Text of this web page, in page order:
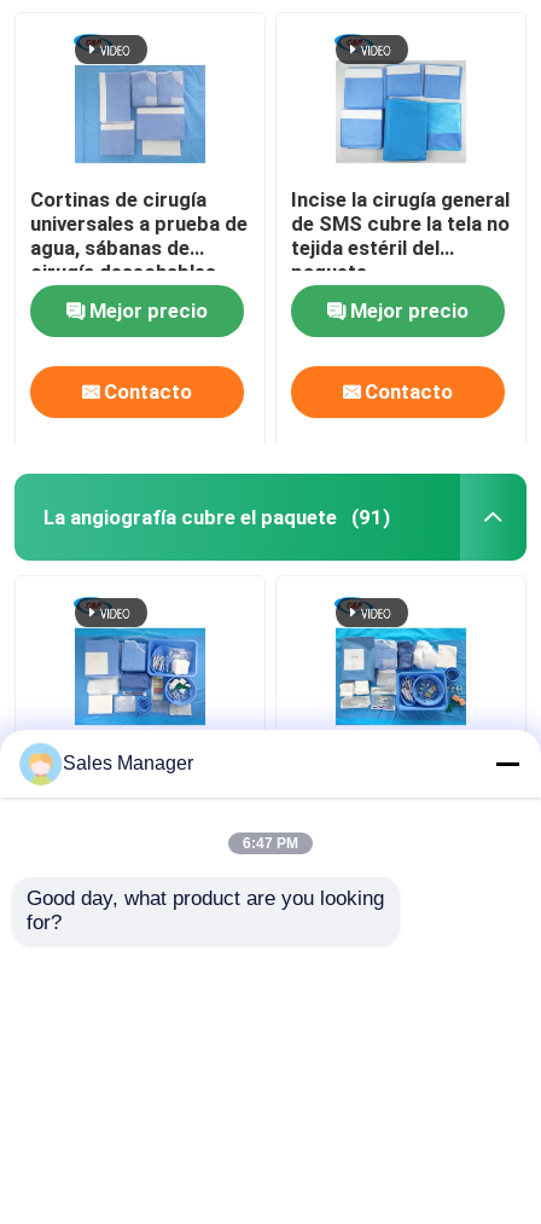
Cortinas de cirugía
universales a prueba de
agua, sábanas de
cirugía desechables
Mejor precio
Contacto
Incise la cirugía general
de SMS cubre la tela no
tejida estéril del
paquete
Mejor precio
Contacto
La angiografía cubre el paquete (91)
CE ISO13485 Paquete
de cortinas de
desechables Paquete
La angiografía paciente
quirúrgicas EN13795
certificado
Sales Manager
6:47 PM
Good day, what product are you looking
for?